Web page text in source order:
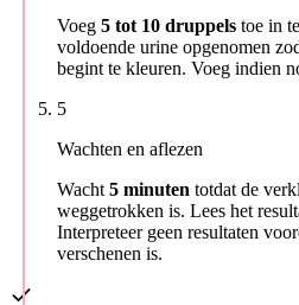
Voeg 5 tot 10 druppels toe in
voldoende urine opgenomen
begint te kleuren. Voeg indien
5
Wachten en aflezen
Wacht 5 minuten totdat de
weggetrokken is. Lees het
Interpreteer geen resultaten
verschenen is.